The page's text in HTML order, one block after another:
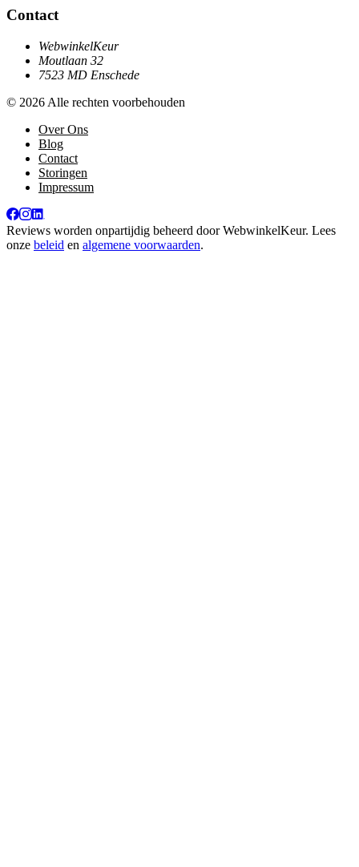
Contact
WebwinkelKeur
Moutlaan 32
7523 MD Enschede
© 2026 Alle rechten voorbehouden
Over Ons
Blog
Contact
Storingen
Impressum
Reviews worden onpartijdig beheerd doorWebwinkelKeur. Lees
onze beleid en algemene voorwaarden.